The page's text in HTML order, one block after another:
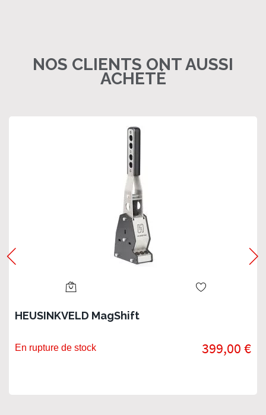
NOS CLIENTS ONT AUSSI
ACHETÉ
HEUSINKVELD MagShift
En rupture de stock 399,00 €